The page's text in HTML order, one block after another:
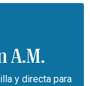
A.M.
y directa para